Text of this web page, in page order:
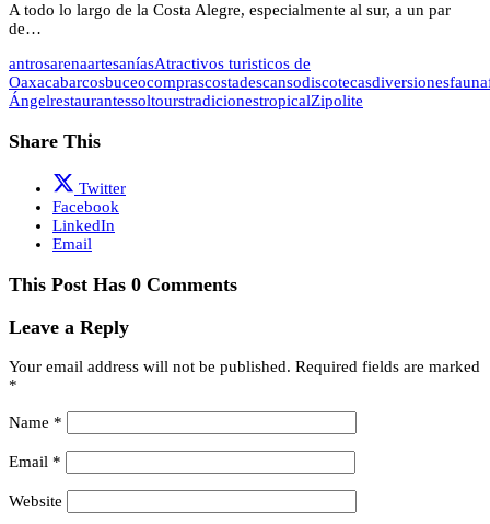
A todo lo largo de la Costa Alegre, especialmente al sur, a un par
de…
antrosarenaartesaníasAtractivos turisticos de
Oaxacabarcosbuceocomprascostadescansodiscotecasdiversionesfauna
ÁngelrestaurantessoltourstradicionestropicalZipolite
Share This
Twitter
Facebook
LinkedIn
Email
This Post Has 0 Comments
Leave a Reply
Your email address will not be published. Required fields are marked
*
Name *
Email *
Website